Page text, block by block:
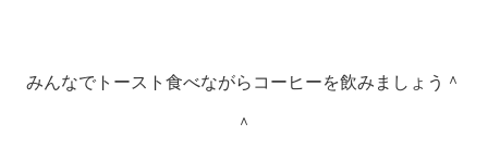
みんなでトースト食べながらコーヒーを飲みましょう＾
＾